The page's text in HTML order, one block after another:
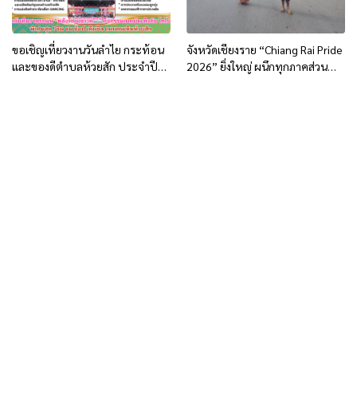
ขอเชิญเที่ยวงานวันลำไย กระท้อน
และของดีตำบลห้วยสัก ประจำปี
จังหวัดเชียงราย “Chiang Rai Pride
2026” ยิ่งใหญ่ ผนึกทุกภาคส่วน